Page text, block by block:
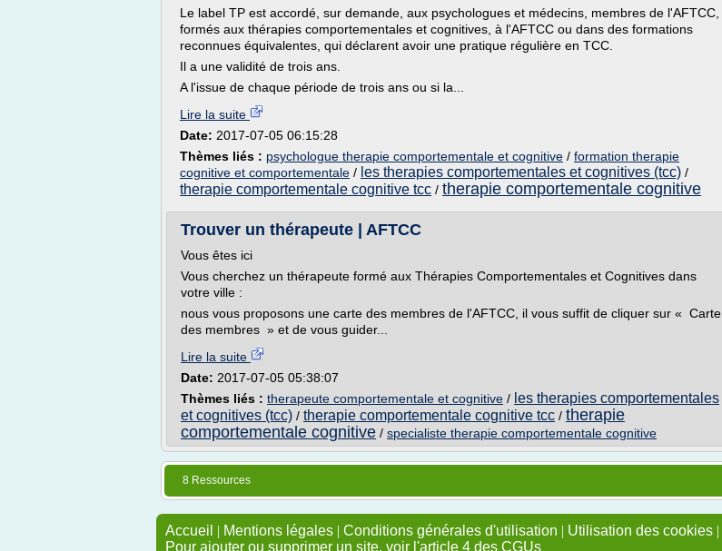
Le label TP est accordé, sur demande, aux psychologues et médecins, membres de l'AFTCC,
formés aux thérapies comportementales et cognitives, à l'AFTCC ou dans des formations
reconnues équivalentes, qui déclarent avoir une pratique régulière en TCC.
Il a une validité de trois ans.
A l'issue de chaque période de trois ans ou si la...
Lire la suite
Date: 2017-07-05 06:15:28
Thèmes liés : psychologue therapie comportementale et cognitive / formation therapie
cognitive et comportementale / les therapies comportementales et cognitives (tcc) /
therapie comportementale cognitive tcc / therapie comportementale cognitive
Trouver un thérapeute | AFTCC
Vous êtes ici
Vous cherchez un thérapeute formé aux Thérapies Comportementales et Cognitives dans
votre ville :
nous vous proposons une carte des membres de l'AFTCC, il vous suffit de cliquer sur « Carte
des membres » et de vous guider...
Lire la suite
Date: 2017-07-05 05:38:07
Thèmes liés : therapeute comportementale et cognitive / les therapies comportementales
et cognitives (tcc) / therapie comportementale cognitive tcc / therapie
comportementale cognitive / specialiste therapie comportementale cognitive
8 Ressources
Accueil | Mentions légales | Conditions générales d'utilisation | Utilisation des cookies |
Pour ajouter ou supprimer un site, voir l'article 4 des CGUs